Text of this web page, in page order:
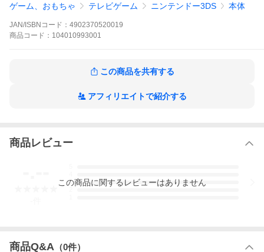
ゲーム、おもちゃ テレビゲーム ニンテンドー3DS 本体
JAN/ISBNコード： 4902370520019
商品 コード： 104010993001
この商品を共有する
アフィリエイトで紹介する
商品レビュー
3
この商品に関するレビューはありません
商品Q&A （0件）